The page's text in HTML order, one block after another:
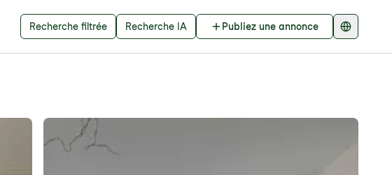
Recherche filtrée Recherche IA Publiez une annonce